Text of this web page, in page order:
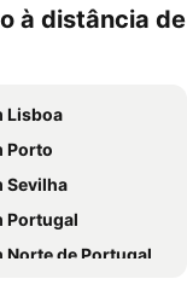
à distância de
Lisboa
Porto
Sevilha
Portugal
Norte de Portugal